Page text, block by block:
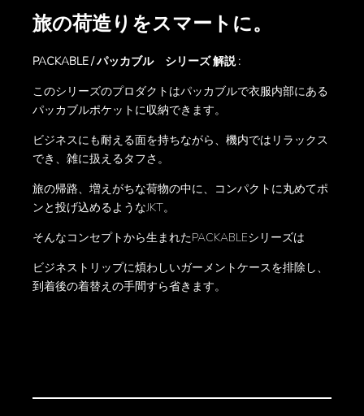
旅の荷造りをスマートに。
PACKABLE / パッカブル シリーズ 解説 :
このシリーズのプロダクトはパッカブルで衣服内部にある
パッカブルポケットに収納できます。
ビジネスにも耐える面を持ちながら、機内ではリラックス
でき、雑に扱えるタフさ。
旅の帰路、増えがちな荷物の中に、コンパクトに丸めてポ
ンと投げ込めるようなJKT。
そんなコンセプトから生まれたPACKABLEシリーズは
ビジネストリップに煩わしいガーメントケースを排除し、
到着後の着替えの手間すら省きます。